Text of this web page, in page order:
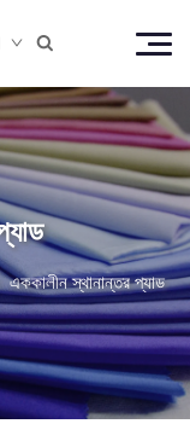

এককালীন স্থানান্তর প্যাড